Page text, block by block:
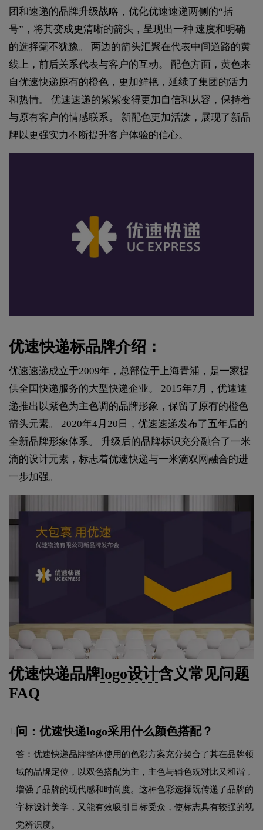
团和速递的品牌升级战略，优化优速速递两侧的“括
号”，将其变成更清晰的箭头，呈现出一种 速度和明确
的选择毫不犹豫。 两边的箭头汇聚在代表中间道路的黄
线上，前后关系代表与客户的互动。 配色方面，黄色来
自优速快递原有的橙色，更加鲜艳，延续了集团的活力
和热情。 优速速递的紫紫变得更加自信和从容，保持着
与原有客户的情感联系。 新配色更加活泼，展现了新品
牌以更强实力不断提升客户体验的信心。
优速快递标品牌介绍：
优速速递成立于2009年，总部位于上海青浦，是一家提
供全国快递服务的大型快递企业。 2015年7月，优速速
递推出以紫色为主色调的品牌形象，保留了原有的橙色
箭头元素。 2020年4月20日，优速速递发布了五年后的
全新品牌形象体系。 升级后的品牌标识充分融合了一米
滴的设计元素，标志着优速快递与一米滴双网融合的进
一步加强。
优速快递品牌logo设计含义常见问题
FAQ
问：优速快递logo采用什么颜色搭配？
答：优速快递品牌整体使用的色彩方案充分契合了其在品牌领
域的品牌定位，以双色搭配为主，主色与辅色既对比又和谐，
增强了品牌的现代感和时尚度。这种色彩选择既传递了品牌的
字标设计美学，又能有效吸引目标受众，使标志具有较强的视
觉辨识度。